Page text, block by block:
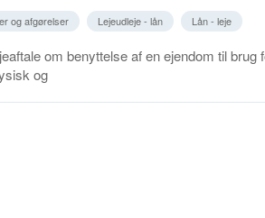
og afgørelser Lejeudleje - lån Lån - leje
om benyttelse af en ejendom til
og